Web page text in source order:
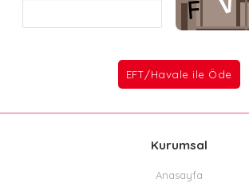
Kurumsal
Anasayfa